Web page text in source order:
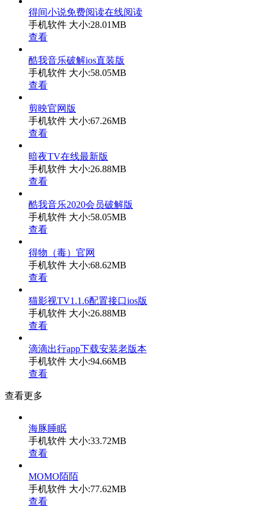
得间小说免费阅读在线阅读
手机软件 大小:28.01MB
查看
酷我音乐破解ios直装版
手机软件 大小:58.05MB
查看
剪映官网版
手机软件 大小:67.26MB
查看
暗夜TV在线最新版
手机软件 大小:26.88MB
查看
酷我音乐2020会员破解版
手机软件 大小:58.05MB
查看
得物（毒）官网
手机软件 大小:68.62MB
查看
猫影视TV1.1.6配置接口ios版
手机软件 大小:26.88MB
查看
滴滴出行app下载安装老版本
手机软件 大小:94.66MB
查看
查看更多
海豚睡眠
手机软件 大小:33.72MB
查看
MOMO陌陌
手机软件 大小:77.62MB
查看